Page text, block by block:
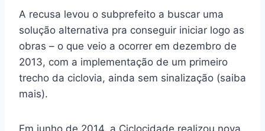
A recusa levou o subprefeito a buscar uma
solução alternativa pra conseguir iniciar logo as
obras – o que veio a ocorrer em dezembro de
2013, com a implementação de um primeiro
trecho da ciclovia, ainda sem sinalização (saiba
mais).